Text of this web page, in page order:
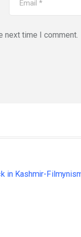
next time I comment.